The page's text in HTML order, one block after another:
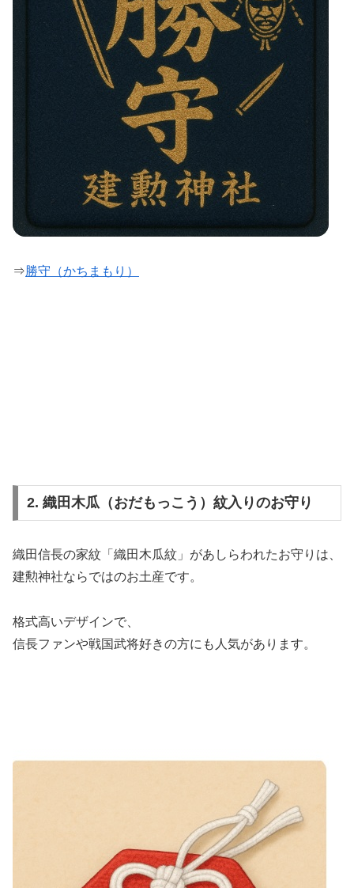
⇒勝守（かちまもり）
2. 織田木瓜（おだもっこう）紋入りのお守り
織田信長の家紋「織田木瓜紋」があしらわれたお守りは、
建勲神社ならではのお土産です。
格式高いデザインで、
信長ファンや戦国武将好きの方にも人気があります。